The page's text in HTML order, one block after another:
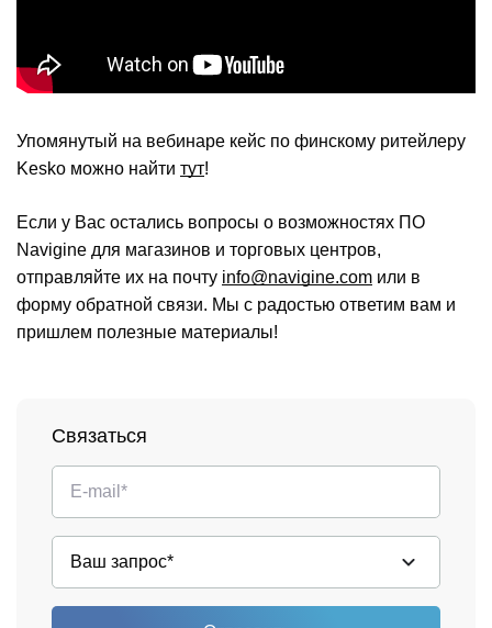
Упомянутый на вебинаре кейс по финскому ритейлеру
Kesko можно найти тут!
Если у Вас остались вопросы о возможностях ПО
Navigine для магазинов и торговых центров,
отправляйте их на почту info@navigine.com или в
форму обратной связи. Мы с радостью ответим вам и
пришлем полезные материалы!
Связаться